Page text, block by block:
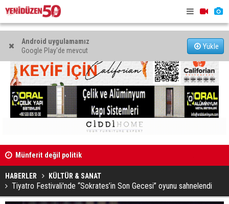
Android uygulamamız
Google Play'de mevcut
Yükle
Münferit değil politik
HABERLER KÜLTÜR & SANAT
Tiyatro Festivali'nde “Sokrates’in Son Gecesi” oyunu sahnelendi